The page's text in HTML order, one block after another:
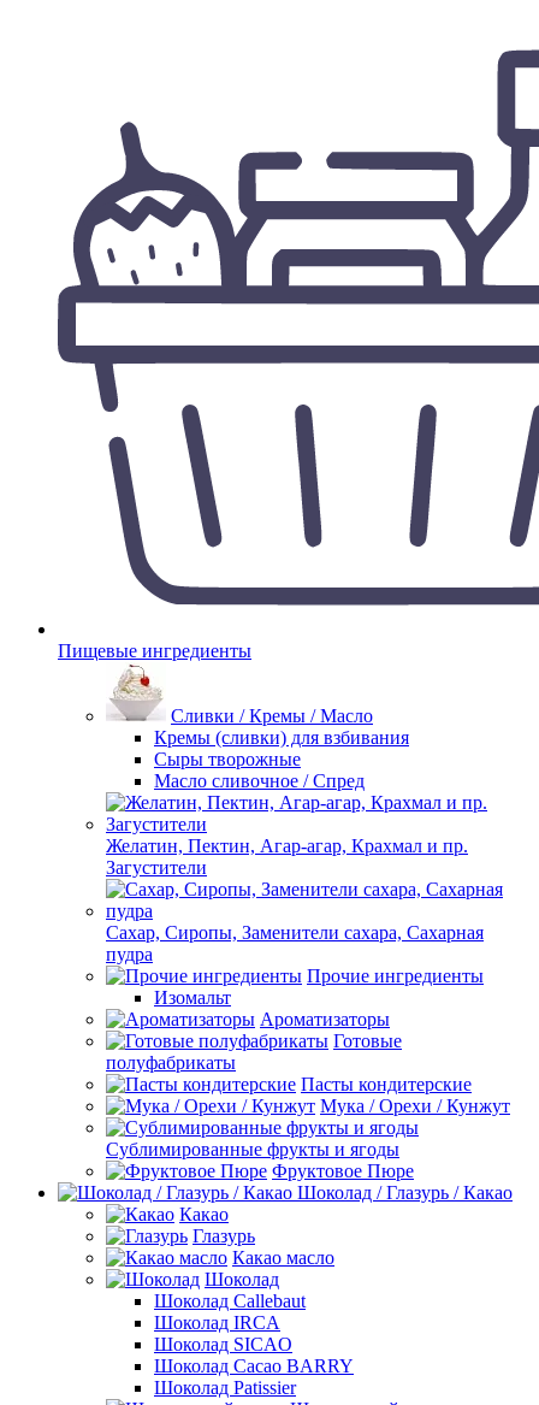
Пищевые ингредиенты
Сливки / Кремы / Масло
Кремы (сливки) для взбивания
Сыры творожные
Масло сливочное / Спред
Желатин, Пектин, Агар-агар, Крахмал и пр.
Загустители
Сахар, Сиропы, Заменители сахара, Сахарная
пудра
Прочие ингредиенты
Изомальт
Ароматизаторы
Готовые
полуфабрикаты
Пасты кондитерские
Мука / Орехи / Кунжут
Сублимированные фрукты и ягоды
Фруктовое Пюре
Шоколад / Глазурь / Какао
Какао
Глазурь
Какао масло
Шоколад
Шоколад Callebaut
Шоколад IRCA
Шоколад SICAO
Шоколад Cacao BARRY
Шоколад Patissier